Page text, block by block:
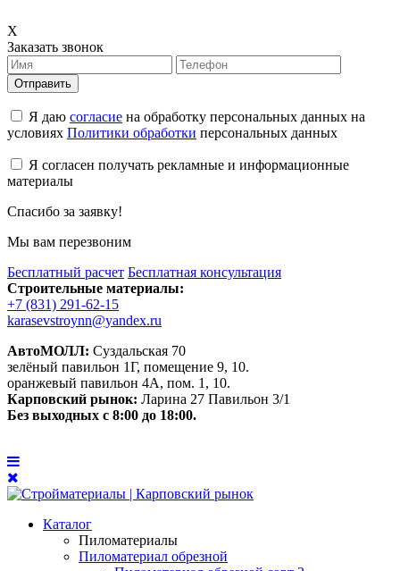
X
Заказать звонок
Отправить
Я даю согласие на обработку персональных данных на
условиях Политики обработки персональных данных
Я согласен получать рекламные и информационные
материалы
Спасибо за заявку!
Мы вам перезвоним
Бесплатный расчет Бесплатная консультация
Строительные материалы:
+7 (831) 291-62-15
karasevstroynn@yandex.ru
АвтоМОЛЛ: Суздальская 70
зелёный павильон 1Г, помещение 9, 10.
оранжевый павильон 4А, пом. 1, 10.
Карповский рынок: Ларина 27 Павильон 3/1
Без выходных с 8:00 до 18:00.
Каталог
Пиломатериалы
Пиломатериал обрезной